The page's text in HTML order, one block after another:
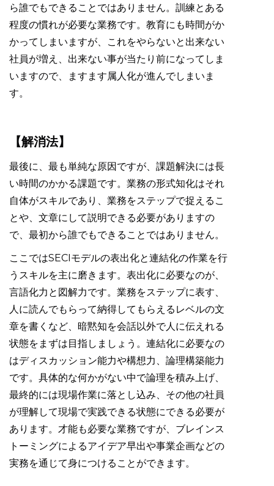
ら誰でもできることではありません。訓練とある
程度の慣れが必要な業務です。教育にも時間がか
かってしまいますが、これをやらないと出来ない
社員が増え、出来ない事が当たり前になってしま
いますので、ますます属人化が進んでしまいま
す。
【解消法】
最後に、最も単純な原因ですが、課題解決には長
い時間のかかる課題です。業務の形式知化はそれ
自体がスキルであり、業務をステップで捉えるこ
とや、文章にして説明できる必要がありますの
で、最初から誰でもできることではありません。
ここではSECIモデルの表出化と連結化の作業を行
うスキルを主に磨きます。表出化に必要なのが、
言語化力と図解力です。業務をステップに表す、
人に読んでもらって納得してもらえるレベルの文
章を書くなど、暗黙知を会話以外で人に伝えれる
状態をまずは目指しましょう。連結化に必要なの
はディスカッション能力や構想力、論理構築能力
です。具体的な何かがない中で論理を積み上げ、
最終的には現場作業に落とし込み、その他の社員
が理解して現場で実践できる状態にできる必要が
あります。才能も必要な業務ですが、ブレインス
トーミングによるアイデア早出や事業企画などの
実務を通じて身につけることができます。